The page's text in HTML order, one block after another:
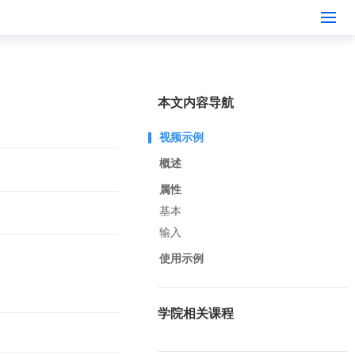
本文内容导航
视频示例
概述
属性
基本
输入
使用示例
学院相关课程